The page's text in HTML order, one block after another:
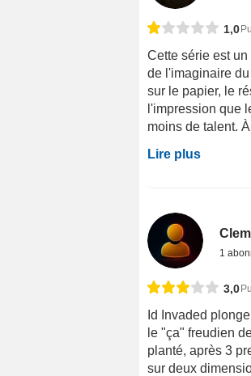
1,0
Cette série est
de l'imaginaire
sur le papier, le
l'impression que
moins de talent.
Lire plus
1
3,0
Id Invaded
le "ça" freudien
planté, après 3
sur deux